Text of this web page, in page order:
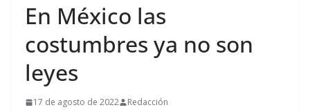
En México las
costumbres ya no son
leyes
17 de agosto de 2022 Redacción